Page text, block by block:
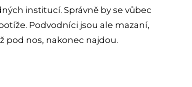
institucí. Správně by se vůbec
Podvodníci jsou ale mazaní,
pod nos, nakonec najdou.